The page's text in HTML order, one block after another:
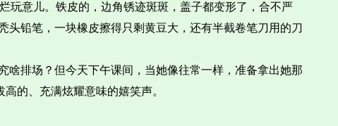
玩意儿。铁皮的，边角锈迹斑斑，盖子都变形了，合不严
头铅笔，一块橡皮擦得只剩黄豆大，还有半截卷笔刀用的刀
啥排场？但今天下午课间，当她像往常一样，准备拿出她那
的、充满炫耀意味的嬉笑声。